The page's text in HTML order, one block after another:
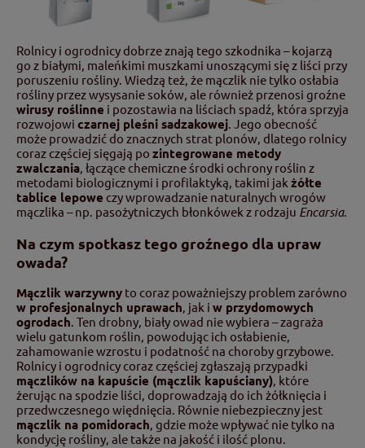
Rolnicy i ogrodnicy dobrze znają tego szkodnika – kojarzą
go z białymi, maleńkimi muszkami unoszącymi się z liści przy
poruszeniu rośliny. Wiedzą też, że mączlik nie tylko osłabia
rośliny przez wysysanie soków, ale również przenosi groźne
wirusy roślinne i pozostawia na liściach spadź, która sprzyja
rozwojowi czarnej pleśni sadzakowej. Jego obecność
może prowadzić do znacznych strat plonów, dlatego rolnicy
coraz częściej sięgają po zintegrowane metody
zwalczania, łączące chemiczne środki ochrony roślin z
metodami biologicznymi i profilaktyką, takimi jak żółte
tablice lepowe czy wprowadzanie naturalnych wrogów
mączlika – np. pasożytniczych błonkówek z rodzaju Encarsia.
Na czym spotkasz tego groźnego dla upraw
owada?
Mączlik warzywny to coraz poważniejszy problem zarówno
w profesjonalnych uprawach, jak i w przydomowych
ogrodach. Ten drobny, biały owad nie wybiera – zagraża
wielu gatunkom roślin, powodując ich osłabienie,
zahamowanie wzrostu i podatność na choroby grzybowe.
Rolnicy i ogrodnicy coraz częściej zgłaszają przypadki
mączlików na kapuście (mączlik kapuściany), które
żerując na spodzie liści, doprowadzają do ich żółknięcia i
przedwczesnego więdnięcia. Równie niebezpieczny jest
mączlik na pomidorach, gdzie może wpływać nie tylko na
kondycję rośliny, ale także na jakość i ilość plonu.